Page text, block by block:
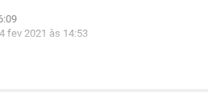
fev 2021 às 14:53